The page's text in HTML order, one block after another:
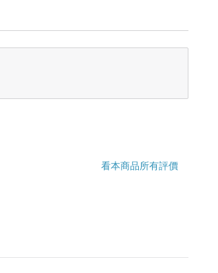
看本商品所有評價